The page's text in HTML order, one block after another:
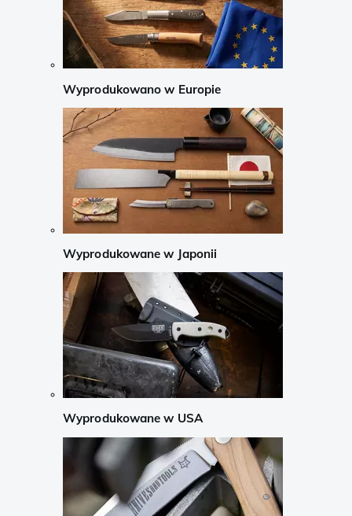
Wyprodukowano w Europie
Wyprodukowane w Japonii
Wyprodukowane w USA